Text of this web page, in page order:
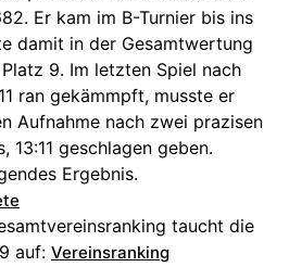
Er kam im B-Turnier bis ins
damit in der Gesamtwertung
9. Im letzten Spiel nach
ran gekämmpft, musste er
Aufnahme nach zwei prazisen
13:11 geschlagen geben.
Ergebnis.
taucht die
auf: Vereinsranking